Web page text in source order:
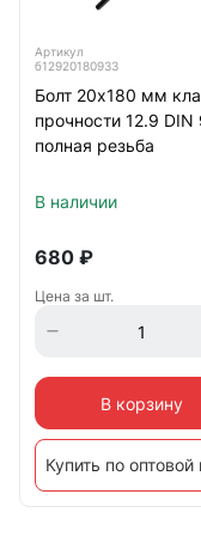
Артикул
б12920180933
Болт 20х180 мм
прочности 12.9 DIN
полная резьба
В наличии
680 ₽
Цена за шт.
В корзину
Купить по оптовой